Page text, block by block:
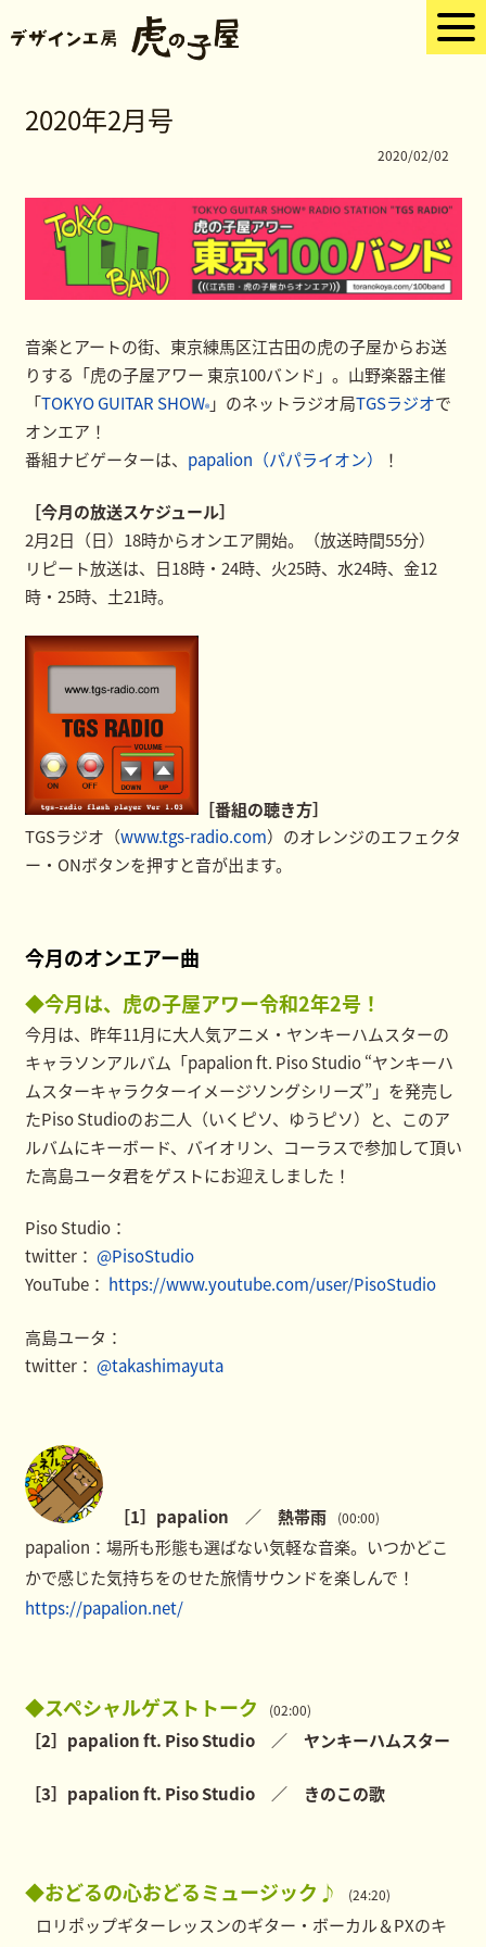
2020年2月号
2020/02/02
音楽とアートの街、東京練馬区江古田の虎の子屋からお送
りする「虎の子屋アワー 東京100バンド」。山野楽器主催
「TOKYO GUITAR SHOW®」のネットラジオ局TGSラジオで
オンエア！
番組ナビゲーターは、 papalion（パパライオン） ！
［今月の放送スケジュール］
2月2日（日）18時からオンエア開始。（放送時間55分）
リピート放送は、日18時・24時、火25時、水24時、金12
時・25時、土21時。
［番組の聴き方］
TGSラジオ（www.tgs-radio.com）のオレンジのエフェクタ
ー・ONボタンを押すと音が出ます。
今月のオンエアー曲
◆今月は、虎の子屋アワー令和2年2号！
今月は、昨年11月に大人気アニメ・ヤンキーハムスターの
キャラソンアルバム「papalion ft. Piso Studio “ヤンキーハ
ムスターキャラクターイメージソングシリーズ”」を発売し
たPiso Studioのお二人（いくピソ、ゆうピソ）と、このア
ルバムにキーボード、バイオリン、コーラスで参加して頂い
た高島ユータ君をゲストにお迎えしました！
Piso Studio：
twitter： @PisoStudio
YouTube： https://www.youtube.com/user/PisoStudio
高島ユータ：
twitter： @takashimayuta
［1］papalion ／ 熱帯雨 (00:00)
papalion：場所も形態も選ばない気軽な音楽。いつかどこ
かで感じた気持ちをのせた旅情サウンドを楽しんで！
https://papalion.net/
◆スペシャルゲストトーク (02:00)
［2］papalion ft. Piso Studio ／ ヤンキーハムスター
［3］papalion ft. Piso Studio ／ きのこの歌
◆おどるの心おどるミュージック♪ (24:20)
ロリポップギターレッスンのギター・ボーカル＆PXのキ